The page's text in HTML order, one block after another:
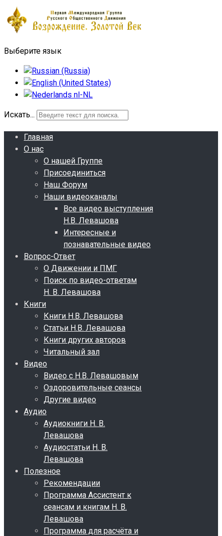
Выберите язык
Искать...
Главная
О нас
О нашей Группе
Присоединиться
Наш Форум
Наши видеоканалы
Все видео выступления
Н.В. Левашова
Интересные и
познавательные видео
Вопрос-Ответ
О Движении и ПМГ
Поиск по видео-ответам
Н. В. Левашова
Книги
Книги Н.В. Левашова
Статьи Н.В. Левашова
Книги других авторов
Читальный зал
Видео
Видео с Н.В. Левашовым
Оздоровительные сеансы
Другие видео
Аудио
Аудиокниги Н. В.
Левашова
Аудиостатьи Н. В.
Левашова
Полезное
Рекомендации
Программа Ассистент к
сеансам и книгам Н. В.
Левашова
Программа для расчёта и